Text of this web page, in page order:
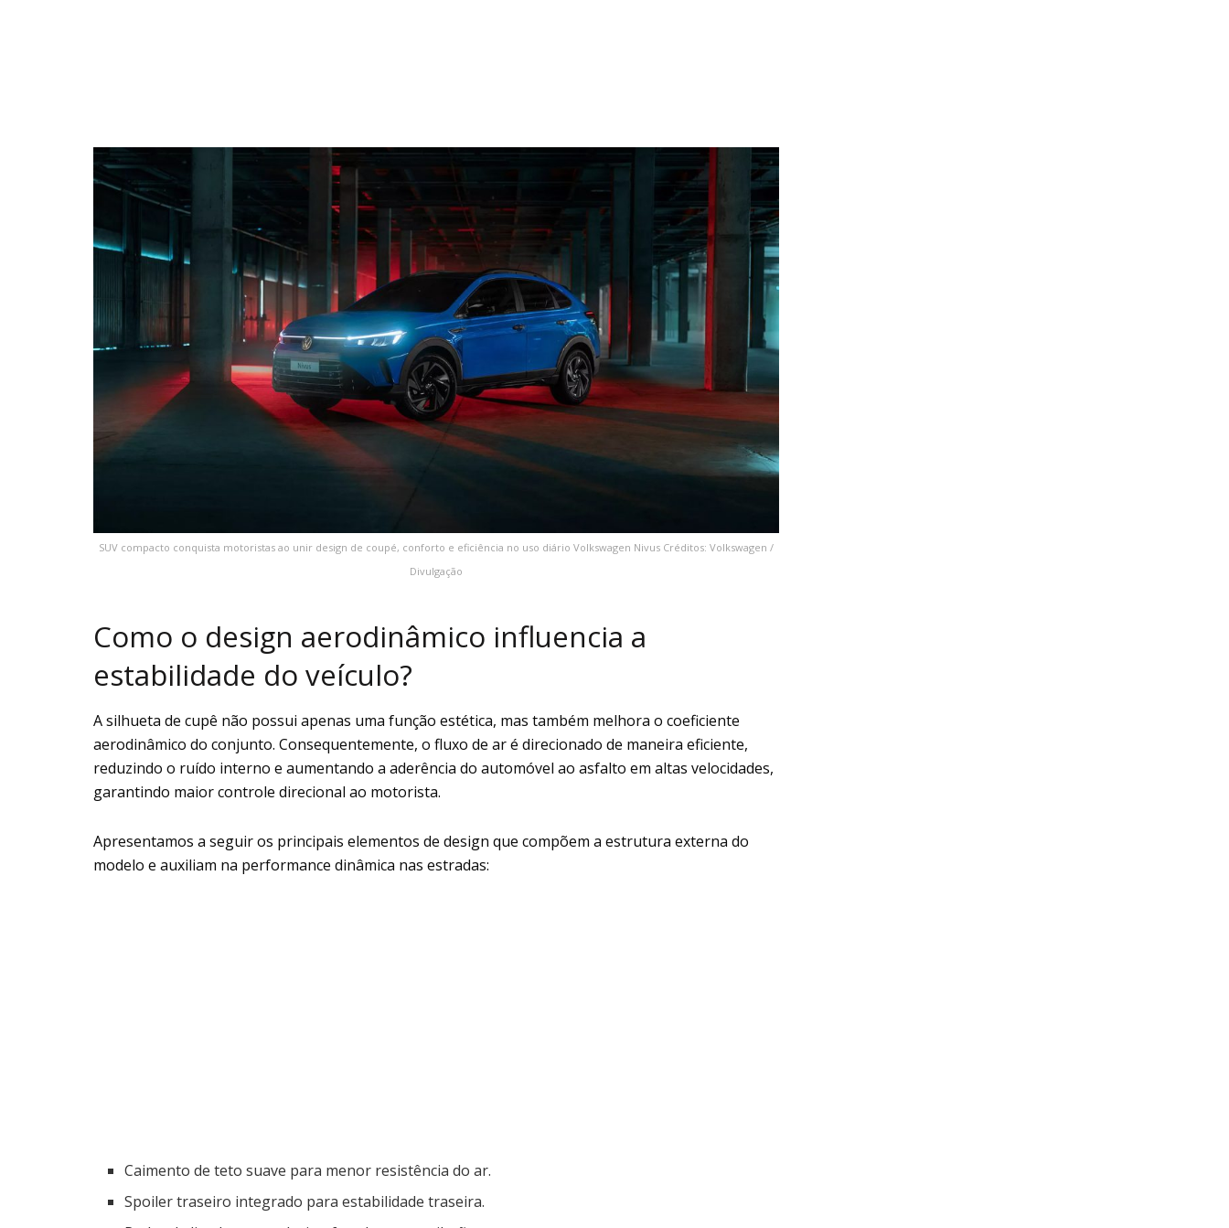
SUV compacto conquista motoristas ao unir design de coupé, conforto e eficiência no uso diário Volkswagen Nivus Créditos: Volkswagen /
Divulgação
Como o design aerodinâmico influencia a
estabilidade do veículo?
A silhueta de cupê não possui apenas uma função estética, mas também melhora o coeficiente
aerodinâmico do conjunto. Consequentemente, o fluxo de ar é direcionado de maneira eficiente,
reduzindo o ruído interno e aumentando a aderência do automóvel ao asfalto em altas velocidades,
garantindo maior controle direcional ao motorista.
Apresentamos a seguir os principais elementos de design que compõem a estrutura externa do
modelo e auxiliam na performance dinâmica nas estradas:
Caimento de teto suave para menor resistência do ar.
Spoiler traseiro integrado para estabilidade traseira.